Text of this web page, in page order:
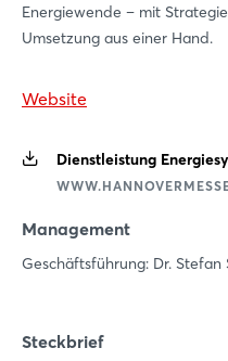
Energiewende – mit
Umsetzung aus einer Hand.
Website
Dienstleistung
Management
Geschäftsführung: Dr.
Steckbrief
Noch